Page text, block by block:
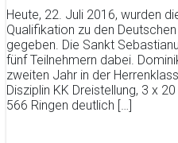
Heute, 22. Juli 2016, wurden
Qualifikation zu den
gegeben. Die Sankt
fünf Teilnehmern dabei.
zweiten Jahr in der
Disziplin KK Dreistellung, 3 x
566 Ringen deutlich […]